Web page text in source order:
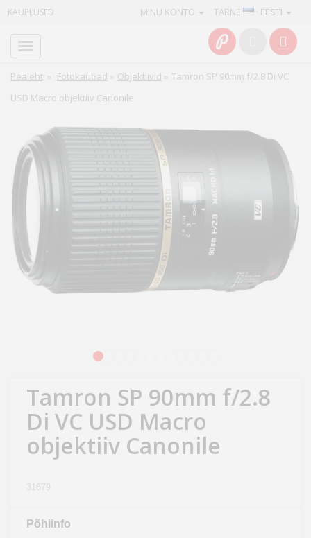
KAUPLUSED TARNE · EESTI
MINU KONTO
Pealeht » Fotokaubad » Objektiivid » Tamron SP 90mm f/2.8 Di VC
USD Macro objektiiv Canonile
Tamron SP 90mm f/2.8
Di VC USD Macro
objektiiv Canonile
31679
Põhiinfo
Info
Teenused
Kaamerad
Fotokaubad
Elektroonika
Ilu
tervis